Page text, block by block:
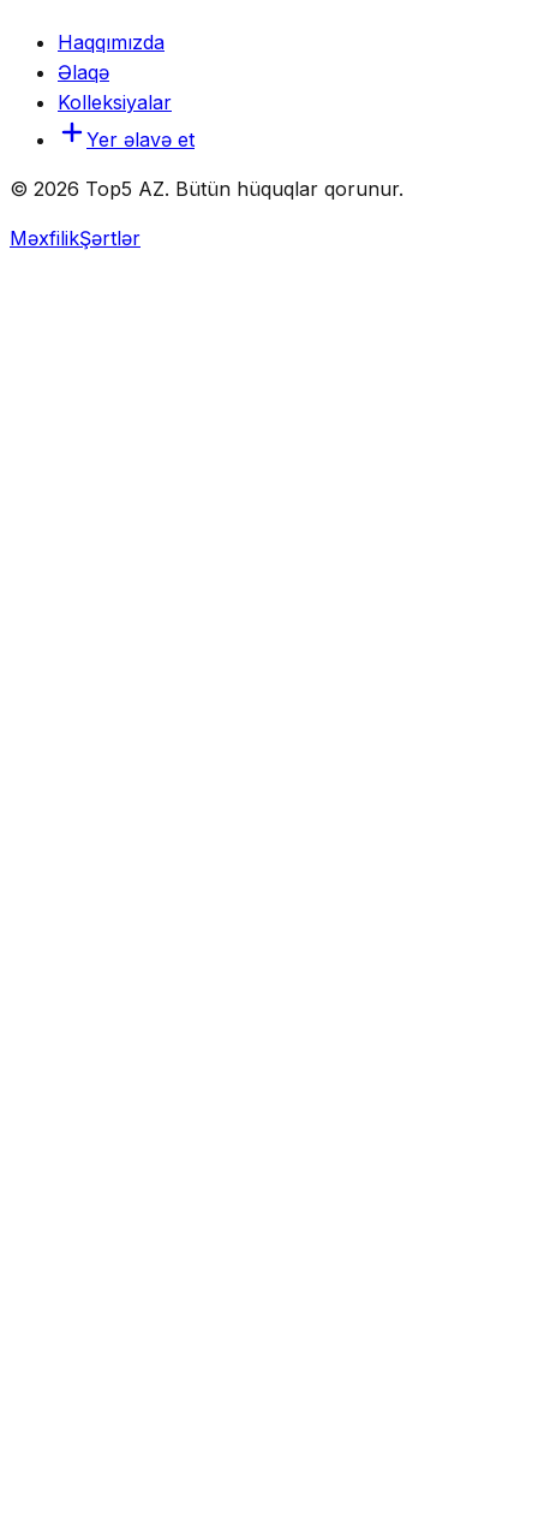
Haqqımızda
Əlaqə
Kolleksiyalar
Yer əlavə et
© 2026 Top5 AZ. Bütün hüquqlar qorunur.
MəxfilikŞərtlər